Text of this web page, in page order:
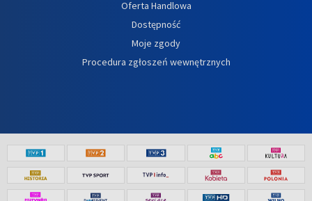
Oferta Handlowa
Dostępność
Moje zgody
Procedura zgłoszeń wewnętrznych